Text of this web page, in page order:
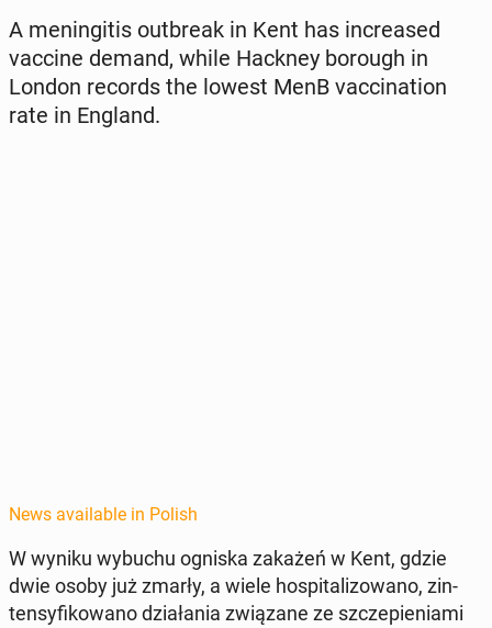
A menin­gi­tis out­break in Kent has in­creased
vaccine demand, while Hackney borough in
London records the lowest MenB vac­ci­na­tion
rate in England.
News available in Polish
W wyniku wybuchu ogniska zakażeń w Kent, gdzie
dwie osoby już zmarły, a wiele hos­pi­tal­i­zowano, zin­
ten­sy­fikowano dzi­ała­nia związane ze szczepi­eni­a­mi